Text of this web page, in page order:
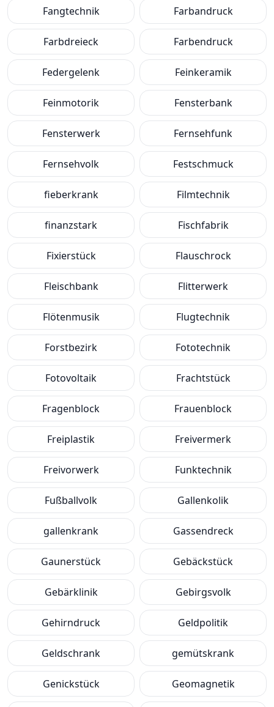
Fangtechnik Farbandruck
Farbdreieck Farbendruck
Federgelenk Feinkeramik
Feinmotorik Fensterbank
Fensterwerk Fernsehfunk
Fernsehvolk Festschmuck
fieberkrank Filmtechnik
finanzstark Fischfabrik
Fixierstück Flauschrock
Fleischbank Flitterwerk
Flötenmusik Flugtechnik
Forstbezirk Fototechnik
Fotovoltaik Frachtstück
Fragenblock Frauenblock
Freiplastik Freivermerk
Freivorwerk Funktechnik
Fußballvolk Gallenkolik
gallenkrank Gassendreck
Gaunerstück Gebäckstück
Gebärklinik Gebirgsvolk
Gehirndruck Geldpolitik
Geldschrank gemütskrank
Genickstück Geomagnetik